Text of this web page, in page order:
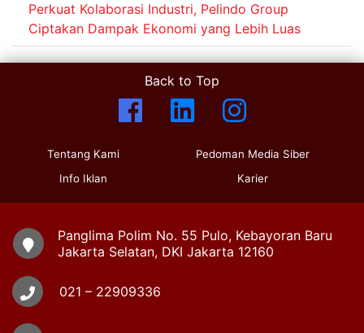
Perkuat Kolaborasi Industri, Pelindo Group
Ciptakan Dampak Ekonomi yang Lebih Luas
Back to Top
Tentang Kami
Info Iklan
Pedoman Media Siber
Karier
Panglima Polim No. 55 Pulo, Kebayoran Baru
Jakarta Selatan, DKI Jakarta 12160
021 – 22909336